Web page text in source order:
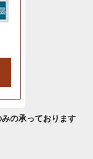
の承っております